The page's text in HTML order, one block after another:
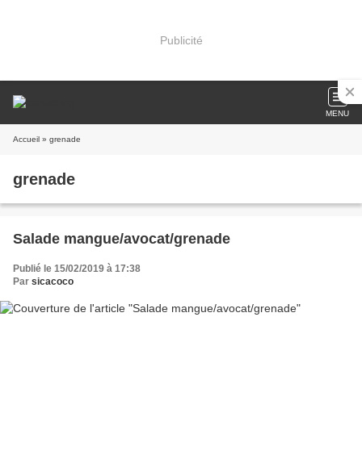
Publicité
MENU
Accueil » grenade
grenade
Salade mangue/avocat/grenade
Publié le 15/02/2019 à 17:38
Par sicacoco